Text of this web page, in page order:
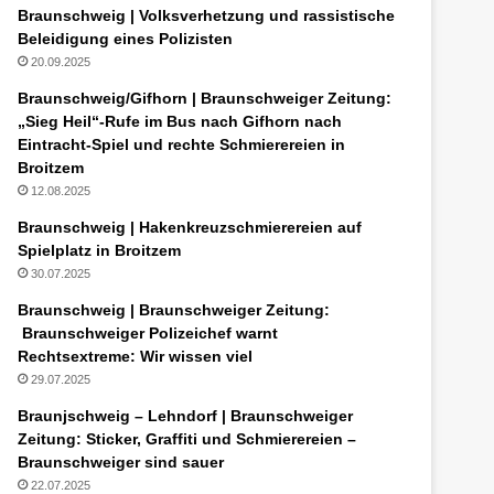
Braunschweig | Volksverhetzung und rassistische
Beleidigung eines Polizisten
20.09.2025
Braunschweig/Gifhorn | Braunschweiger Zeitung:
„Sieg Heil“-Rufe im Bus nach Gifhorn nach
Eintracht-Spiel und rechte Schmierereien in
Broitzem
12.08.2025
Braunschweig | Hakenkreuzschmierereien auf
Spielplatz in Broitzem
30.07.2025
Braunschweig | Braunschweiger Zeitung:
Braunschweiger Polizeichef warnt
Rechtsextreme: Wir wissen viel
29.07.2025
Braunjschweig – Lehndorf | Braunschweiger
Zeitung: Sticker, Graffiti und Schmierereien –
Braunschweiger sind sauer
22.07.2025